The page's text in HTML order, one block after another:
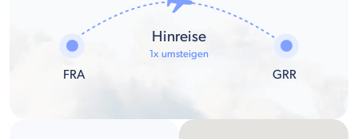
FRA
Hinreise
1x umsteigen
GRR